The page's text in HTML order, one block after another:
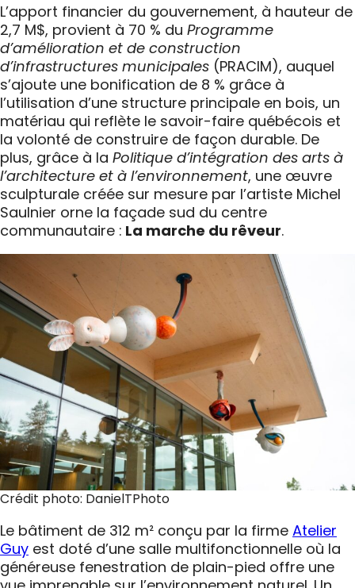
L’apport financier du gouvernement, à hauteur de
2,7 M$, provient à 70 % du Programme
d’amélioration et de construction
d’infrastructures municipales (PRACIM), auquel
s’ajoute une bonification de 8 % grâce à
l’utilisation d’une structure principale en bois, un
matériau qui reflète le savoir-faire québécois et
la volonté de construire de façon durable. De
plus, grâce à la Politique d’intégration des arts à
l’architecture et à l’environnement, une œuvre
sculpturale créée sur mesure par l’artiste Michel
Saulnier orne la façade sud du centre
communautaire : La marche du rêveur.
Crédit photo: DanielTPhoto
Le bâtiment de 312 m² conçu par la firme Atelier
Guy est doté d’une salle multifonctionnelle où la
généreuse fenestration de plain-pied offre une